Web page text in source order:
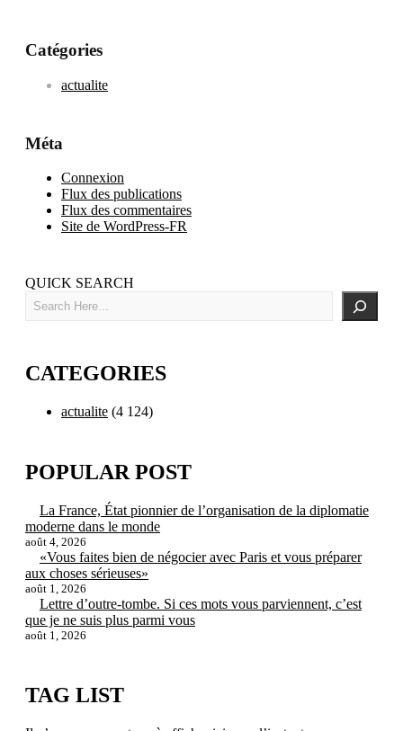
Catégories
actualite
Méta
Connexion
Flux des publications
Flux des commentaires
Site de WordPress-FR
QUICK SEARCH
CATEGORIES
actualite (4 124)
POPULAR POST
La France, État pionnier de l’organisation de la diplomatie
moderne dans le monde
août 4, 2026
«Vous faites bien de négocier avec Paris et vous préparer
aux choses sérieuses»
août 1, 2026
Lettre d’outre-tombe. Si ces mots vous parviennent, c’est
que je ne suis plus parmi vous
août 1, 2026
TAG LIST